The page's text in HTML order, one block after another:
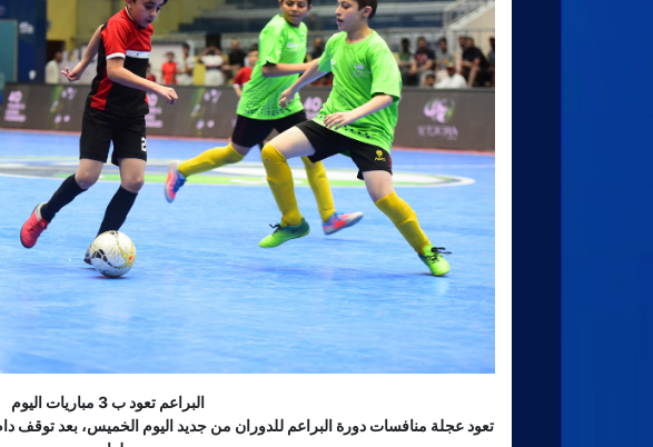
البراعم تعود ب 3 مباريات اليوم
تعود عجلة منافسات دورة البراعم للدوران من جديد اليوم الخميس، بعد توقف دام